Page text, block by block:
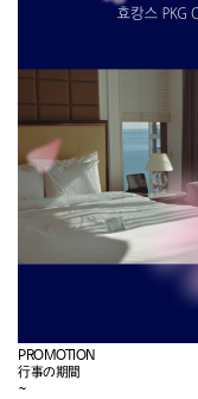
PROMOTION
行事の期間
~